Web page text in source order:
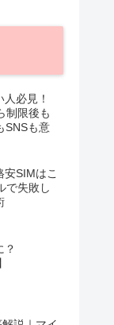
必見！
制限後も
SNSも意
安SIMはこ
で失敗し
？